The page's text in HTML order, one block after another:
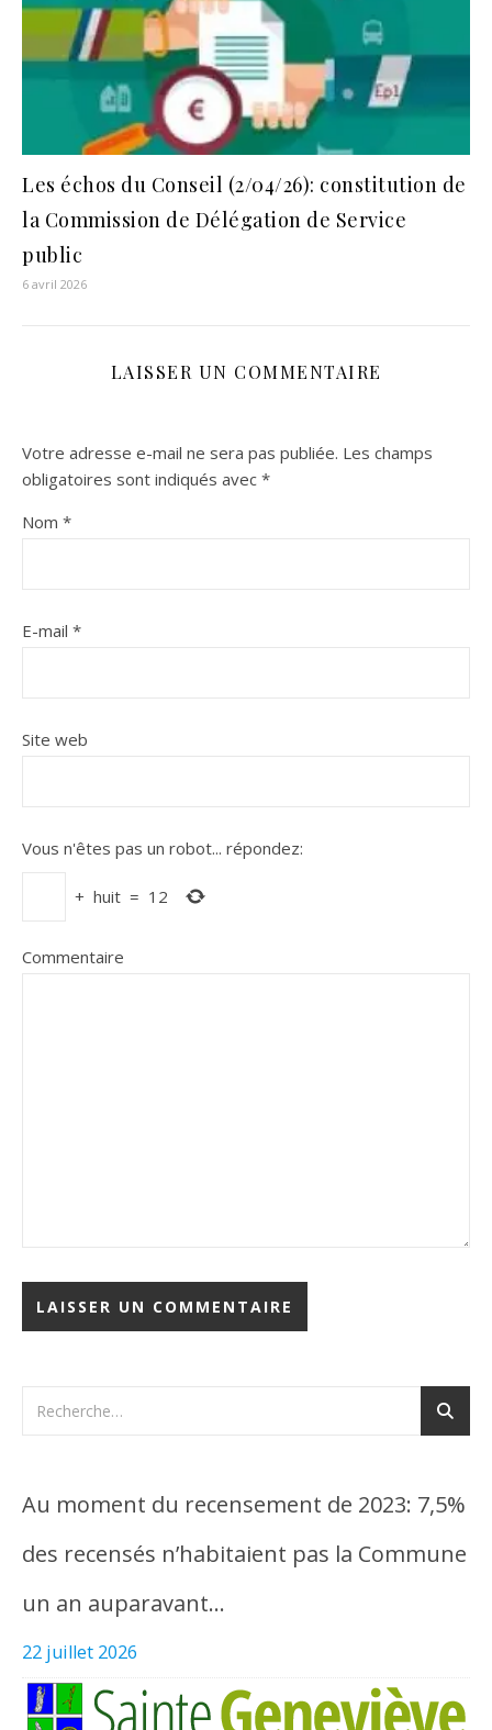
Les échos du Conseil (2/04/26): constitution de
la Commission de Délégation de Service
public
6 avril 2026
LAISSER UN COMMENTAIRE
Votre adresse e-mail ne sera pas publiée. Les champs
obligatoires sont indiqués avec *
Nom *
E-mail *
Site web
Vous n'êtes pas un robot... répondez:
+ huit = 12
Commentaire
Au moment du recensement de 2023: 7,5%
des recensés n’habitaient pas la Commune
un an auparavant…
22 juillet 2026